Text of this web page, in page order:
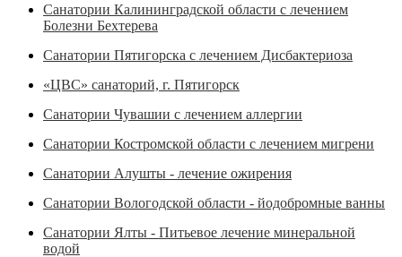
Санатории Калининградской области с лечением
Болезни Бехтерева
Санатории Пятигорска с лечением Дисбактериоза
«ЦВС» санаторий, г. Пятигорск
Санатории Чувашии с лечением аллергии
Санатории Костромской области с лечением мигрени
Санатории Алушты - лечение ожирения
Санатории Вологодской области - йодобромные ванны
Санатории Ялты - Питьевое лечение минеральной
водой